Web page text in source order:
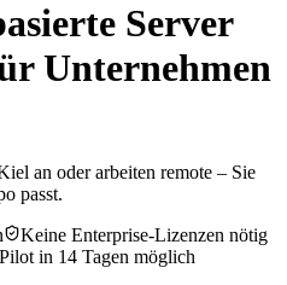
Server
Unternehmen
an oder arbeiten remote – Sie
passt.
Keine Enterprise-Lizenzen nötig
Pilot in 14 Tagen möglich